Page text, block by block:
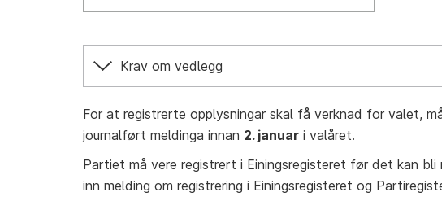
Krav om vedlegg
For at registrerte opplysningar skal få verknad for valet,
journalført meldinga innan 2. januar i valåret.
Partiet må vere registrert i Einingsregisteret før det kan
inn melding om registrering i Einingsregisteret og